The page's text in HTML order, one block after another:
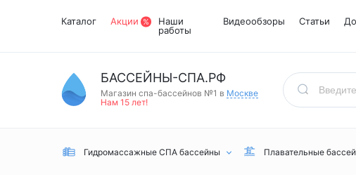
Каталог Акции
Наши
работы
Видеообзоры Статьи
БАССЕЙНЫ-СПА.РФ
Магазин спа-бассейнов №1 в Москве
Нам 15 лет!
Гидромассажные СПА бассейны Плавательные